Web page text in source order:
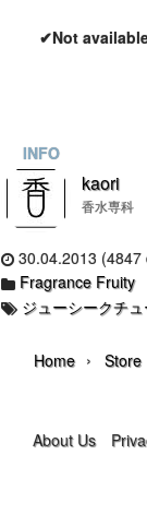
✔Not
INFO
kaori
香水専科
30.04.2013 (4847
Fragrance Fruity
ジューシークチ
Home › Store
About Us